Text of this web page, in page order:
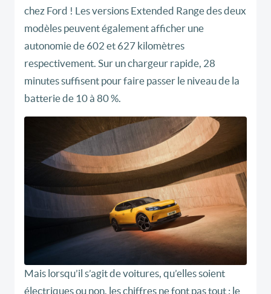
chez Ford ! Les versions Extended Range des deux
modèles peuvent également afficher une
autonomie de 602 et 627 kilomètres
respectivement. Sur un chargeur rapide, 28
minutes suffisent pour faire passer le niveau de la
batterie de 10 à 80 %.
Mais lorsqu’il s’agit de voitures, qu’elles soient
électriques ou non, les chiffres ne font pas tout : le